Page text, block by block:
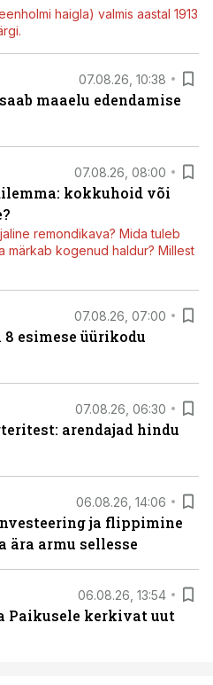
haigla) valmis aastal 1913
07.08.26, 10:38
maaelu edendamise
07.08.26, 08:00
kokkuhoid või
remondikava? Mida tuleb
märkab kogenud haldur? Millest
07.08.26, 07:00
esimese üürikodu
07.08.26, 06:30
arendajad hindu
06.08.26, 14:06
ja flippimine
ära armu sellesse
06.08.26, 13:54
Paikusele kerkivat uut